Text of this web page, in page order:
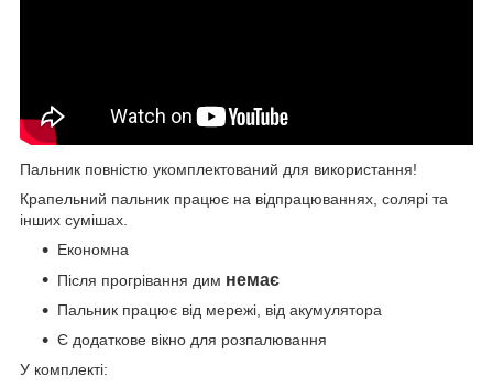
Пальник повністю укомплектований для використання!
Крапельний пальник працює на відпрацюваннях, солярі та
інших сумішах.
Економна
Після прогрівання дим немає
Пальник працює від мережі, від акумулятора
Є додаткове вікно для розпалювання
У комплекті: